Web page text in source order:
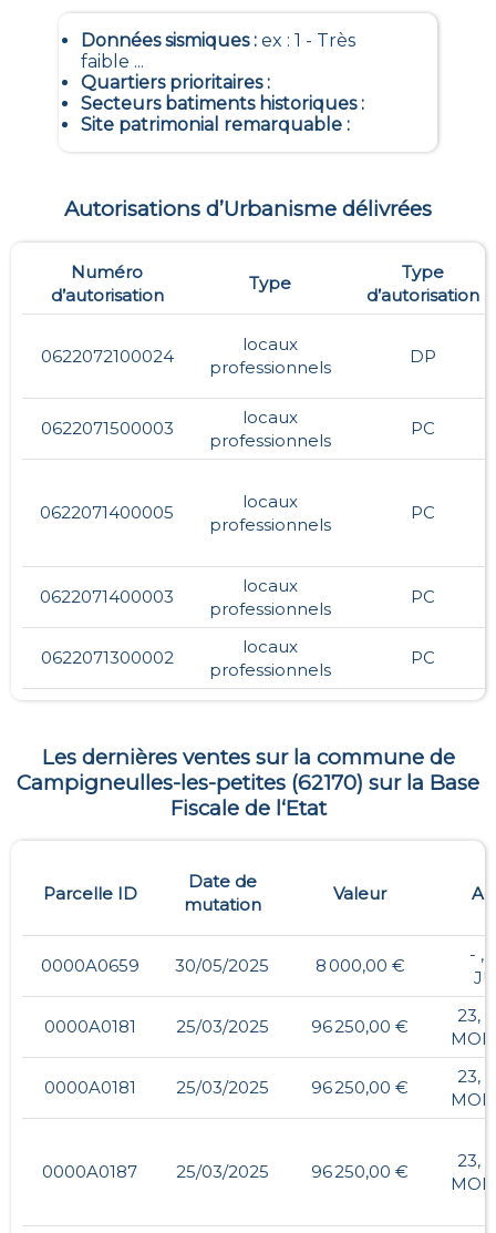
Données sismiques: ex : 1 - Très
faible ...
Quartiers prioritaires:
Secteurs batiments historiques:
Site patrimonial remarquable:
Autorisations d’Urbanisme délivrées
Numéro
d’autorisation
Type
Type
d’autorisation
0622072100024
locaux
professionnels
DP
0622071500003
locaux
professionnels
PC
0622071400005
locaux
professionnels
PC
0622071400003
locaux
professionnels
PC
0622071300002
locaux
professionnels
PC
Les dernières ventes sur la commune de
Campigneulles-les-petites (62170) sur la Base
Fiscale de l‘Etat
Parcelle ID
Date de
mutation
Valeur
0000A0659 30/05/2025 8 000,00 €
- ,
0000A0181 25/03/2025 96 250,00 €
23,
0000A0181 25/03/2025 96 250,00 €
23,
0000A0187 25/03/2025 96 250,00 €
23,